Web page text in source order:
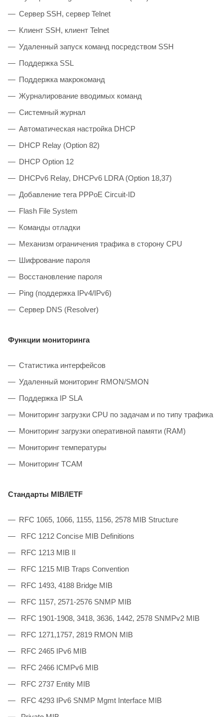
Сервер SSH, сервер Telnet
Клиент SSH, клиент Telnet
Удаленный запуск команд посредством SSH
Поддержка SSL
Поддержка макрокоманд
Журналирование вводимых команд
Системный журнал
Автоматическая настройка DHCP
DHCP Relay (Option 82)
DHCP Option 12
DHCPv6 Relay, DHCPv6 LDRA (Option 18,37)
Добавление тега PPPoE Circuit-ID
Flash File System
Команды отладки
Механизм ограничения трафика в сторону CPU
Шифрование пароля
Восстановление пароля
Ping (поддержка IPv4/IPv6)
Сервер DNS (Resolver)
Функции мониторинга
Статистика интерфейсов
Удаленный мониторинг RMON/SMON
Поддержка IP SLA
Мониторинг загрузки CPU по задачам и по типу трафика
Мониторинг загрузки оперативной памяти (RAM)
Мониторинг температуры
Мониторинг TCAM
Стандарты MIB/IETF
RFC 1065, 1066, 1155, 1156, 2578 MIB Structure
RFC 1212 Concise MIB Definitions
RFC 1213 MIB II
RFC 1215 MIB Traps Convention
RFC 1493, 4188 Bridge MIB
RFC 1157, 2571-2576 SNMP MIB
RFC 1901-1908, 3418, 3636, 1442, 2578 SNMPv2 MIB
RFC 1271,1757, 2819 RMON MIB
RFC 2465 IPv6 MIB
RFC 2466 ICMPv6 MIB
RFC 2737 Entity MIB
RFC 4293 IPv6 SNMP Mgmt Interface MIB